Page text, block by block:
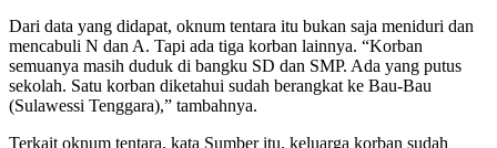
Dari data yang didapat, oknum tentara itu bukan saja meniduri dan
mencabuli N dan A. Tapi ada tiga korban lainnya. “Korban
semuanya masih duduk di bangku SD dan SMP. Ada yang putus
sekolah. Satu korban diketahui sudah berangkat ke Bau-Bau
(Sulawessi Tenggara),” tambahnya.
Terkait oknum tentara, kata Sumber itu, keluarga korban sudah